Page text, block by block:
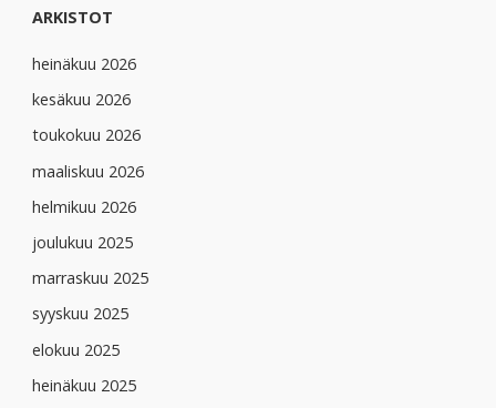
ARKISTOT
heinäkuu 2026
kesäkuu 2026
toukokuu 2026
maaliskuu 2026
helmikuu 2026
joulukuu 2025
marraskuu 2025
syyskuu 2025
elokuu 2025
heinäkuu 2025